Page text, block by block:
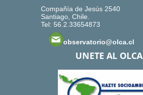
Compañía de Jesús 2540
Santiago, Chile.
Tel: 56.2.33654873
observatorio@olca.cl
UNETE AL OLCA